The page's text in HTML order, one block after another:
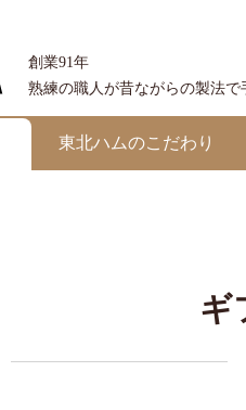
創業91年
熟練の職人が昔ながらの製法
東北ハムのこだわり
ギ